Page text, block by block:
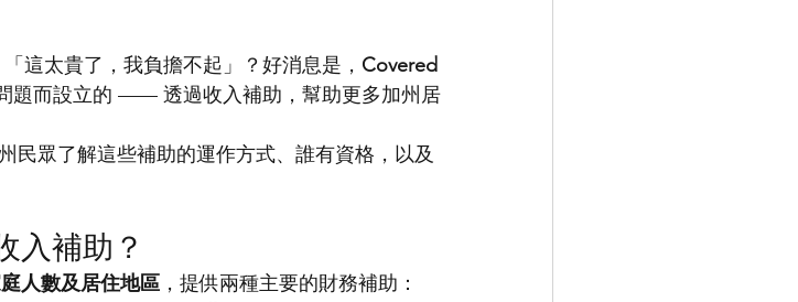
這太貴了，我負擔不起」？好消息是， Covered
題而設立的 —— 透過收入補助，幫助更多加州居
民眾了解這些補助的運作方式、誰有資格，以及
入補助？
人數及居住地區 ，提供兩種主要的財務補助：